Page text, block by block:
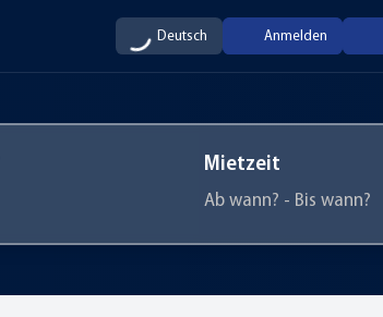
Deutsch Anmelden
Mietzeit
Ab wann? - Bis wann?